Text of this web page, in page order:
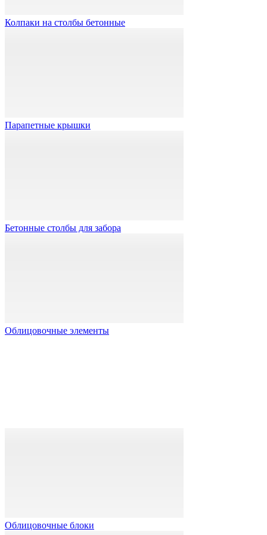
Колпаки на столбы бетонные
Парапетные крышки
Бетонные столбы для забора
Облицовочные элементы
Облицовочные блоки